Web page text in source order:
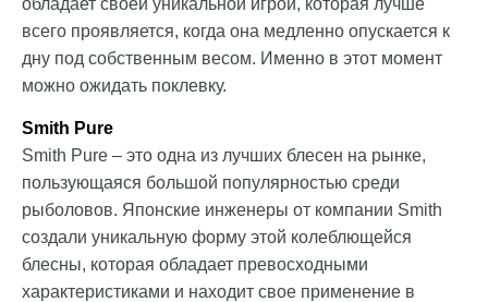
всего проявляется, когда она медленно опускается к
дну под собственным весом. Именно в этот момент
можно ожидать поклевку.
Smith Pure
Smith Pure – это одна из лучших блесен на рынке,
пользующаяся большой популярностью среди
рыболовов. Японские инженеры от компании Smith
создали уникальную форму этой колеблющейся
блесны, которая обладает превосходными
характеристиками и находит свое применение в